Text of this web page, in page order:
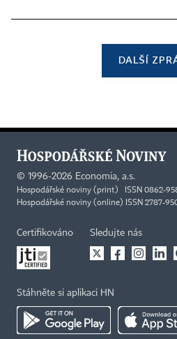
DALŠÍ
© 1996-2026 Economia, a.s.
Hospodářské noviny (print) ISSN 0862-
Hospodářské noviny (online) ISSN 2787-
Certifikováno Sledujte nás
Stáhněte si aplikaci HN